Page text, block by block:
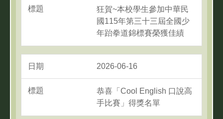
狂賀~本校學生參加中華民
國115年第三十三屆全國少
年跆拳道錦標賽榮獲佳績
2026-06-16
恭喜「Cool English 口說高
手比賽」得獎名單